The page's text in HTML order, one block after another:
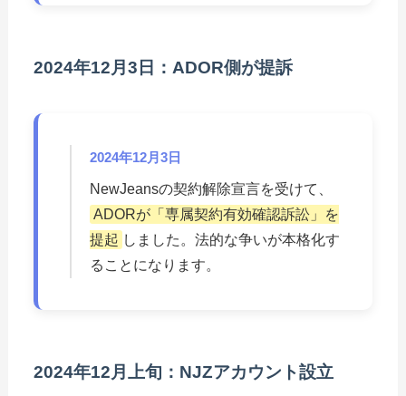
2024年12月3日：ADOR側が提訴
2024年12月3日
NewJeansの契約解除宣言を受けて、
ADORが「専属契約有効確認訴訟」を
提起 しました。法的な争いが本格化す
ることになります。
2024年12月上旬：NJZアカウント設立